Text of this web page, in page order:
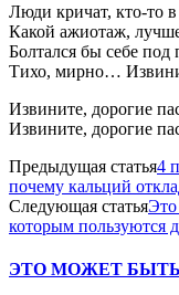
Люди кричат, кто-то в
Какой ажиотаж,
Болтался бы себе
Тихо, мирно…
Извините, дорогие
Извините, дорогие
Предыдущая статья4
почему кальций
Следующая статьяЭто
которым пользуются
ЭТО МОЖЕТ